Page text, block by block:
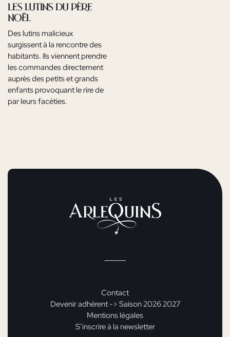
Les Lutins du Père
Noël
Des lutins malicieux
surgissent à la rencontre des
habitants. Ils viennent prendre
les commandes directement
auprès des petits et grands
enfants provoquant le rire de
par leurs facéties.
Contact
Devenir adhérent -> Saison 2026 2027
Mentions légales
S’inscrire à la newsletter